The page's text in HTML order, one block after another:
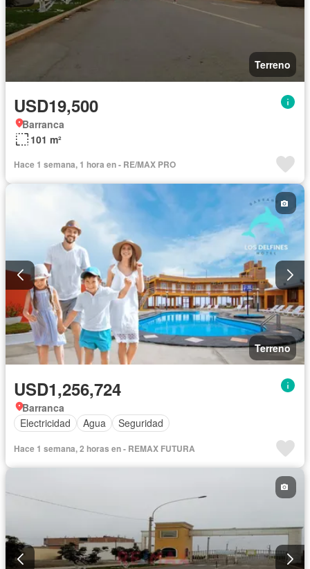
Terreno
USD19,500
Barranca
101 m²
Hace 1 semana, 1 hora en - RE/MAX PRO
Terreno
USD1,256,724
Barranca
Electricidad
Agua Seguridad
Hace 1 semana, 2 horas en - REMAX FUTURA